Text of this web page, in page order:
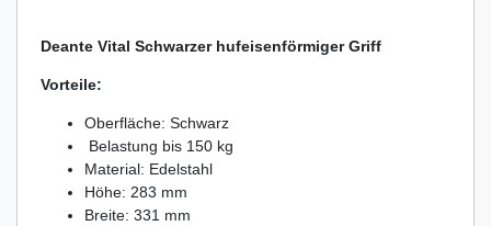
Deante Vital Schwarzer hufeisenförmiger Griff
Vorteile:
Oberfläche: Schwarz
Belastung bis 150 kg
Material: Edelstahl
Höhe: 283 mm
Breite: 331 mm